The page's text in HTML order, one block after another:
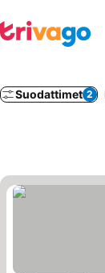
Suodattimet 2